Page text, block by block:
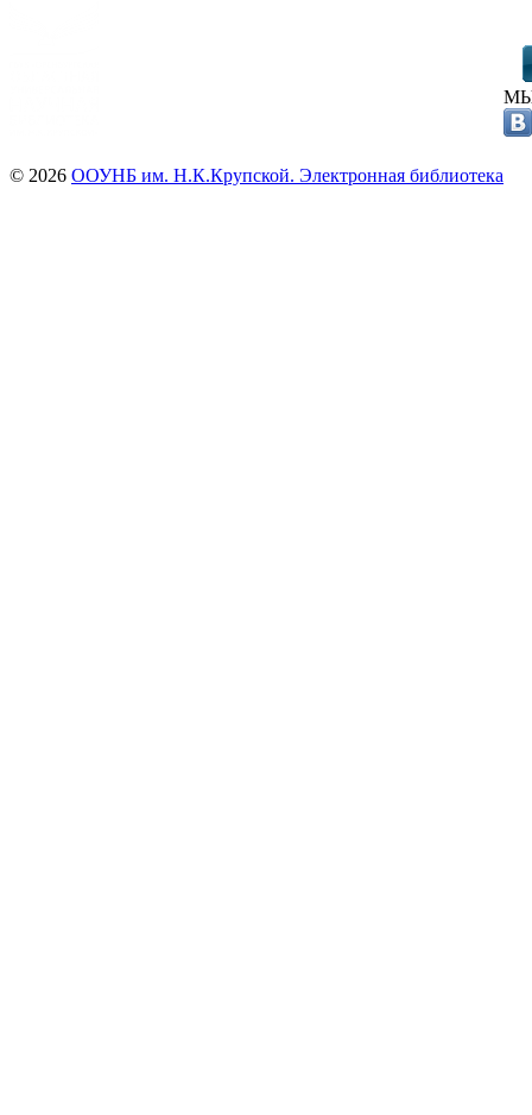
© 2026 ООУНБ им. Н.К.Крупской. Электронная библиотека